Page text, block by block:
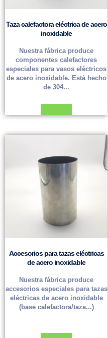
Taza calefactora eléctrica de acero
inoxidable
Nuestra fábrica produce
componentes calefactores
especiales para vasos eléctricos
de acero inoxidable. Está hecho
de 304...
Accesorios para tazas eléctricas
de acero inoxidable
Nuestra fábrica produce
accesorios especiales para tazas
eléctricas de acero inoxidable
(base calefactora/taza...)